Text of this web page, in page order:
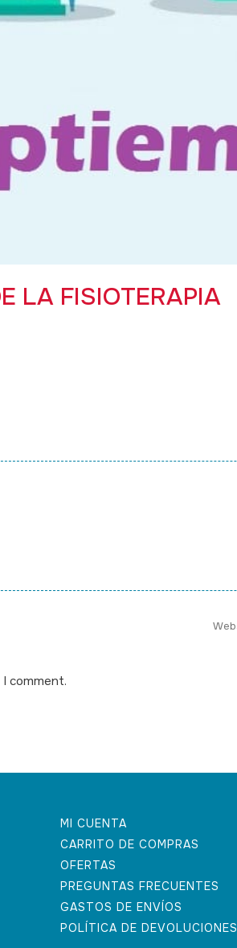
LA FISIOTERAPIA
comment.
MI CUENTA
CARRITO DE COMPRAS
OFERTAS
PREGUNTAS FRECUENTES
GASTOS DE ENVÍOS
POLÍTICA DE DEVOLUCIONES